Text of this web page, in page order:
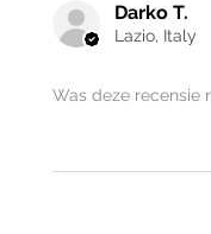
Darko T.
Lazio, Italy
Was deze recensie